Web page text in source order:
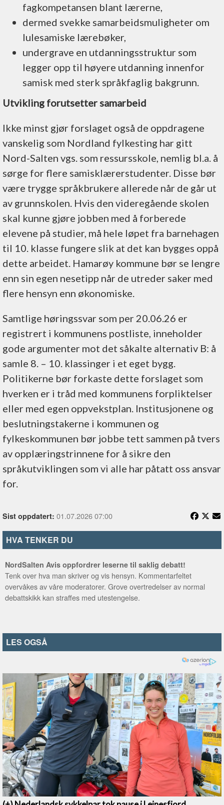
fagkompetansen blant lærerne,
dermed svekke samarbeidsmuligheter om
lulesamiske lærebøker,
undergrave en utdanningsstruktur som
legger opp til høyere utdanning innenfor
samisk med sterk språkfaglig bakgrunn.
Utvikling forutsetter samarbeid
Ikke minst gjør forslaget også de oppdragene
vanskelig som Nordland fylkesting har gitt
Nord-Salten vgs. som ressursskole, nemlig bl.a. å
sørge for flere samisklærerstudenter. Disse bør
være trygge språkbrukere allerede når de går ut
av grunnskolen. Hvis den videregående skolen
skal kunne gjøre jobben med å forberede
elevene på studier, må hele løpet fra barnehagen
til 10. klasse fungere slik at det kan bygges oppå
dette arbeidet. Hamarøy kommune bør se lengre
enn sin egen nesetipp når de utreder saker med
flere hensyn enn økonomiske.
Samtlige høringssvar som per 20.06.26 er
registrert i kommunens postliste, inneholder
gode argumenter mot det såkalte alternativ B: å
samle 8. – 10. klassinger i et eget bygg.
Politikerne bør forkaste dette forslaget som
hverken er i tråd med kommunens forpliktelser
eller med egen oppvekstplan. Institusjonene og
beslutningstakerne i kommunen og
fylkeskommunen bør jobbe tett sammen på tvers
av opplæringstrinnene for å sikre den
språkutviklingen som vi alle har påtatt oss ansvar
for.
Sist oppdatert: 01.07.2026 07:00
HVA TENKER DU
NordSalten Avis oppfordrer leserne til saklig debatt!
Tenk over hva man skriver og vis hensyn. Kommentarfeltet
overvåkes av våre moderatorer. Grove overtredelser av normal
debattskikk kan straffes med utestengelse.
LES OGSÅ